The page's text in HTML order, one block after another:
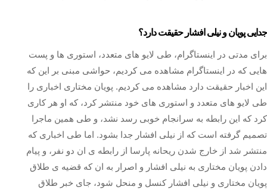
جدایی پویان و نیلی افشار حقیقت دارد؟
برای مدتی در اینستاگرام، طی لایو های متعدد، استوری ها و پست
هایی که در اینستاگرام مشاهده می کردیم، حواشی مبنی بر این که
این اخبار حقیقت دارد مشاهده می کردیم. پویان مختاری اخباری را
طی لایو های متعدد و استوری های خود منتشر کرد، که او هر کاری
کرد که این رابطه به سرانجام خوبی رسد نشد، و طی همین ماجرا
تصمیم گرفته است که از نیلی افشار جدا بشود. اما طی اخباری که
منتشر شد از خارج شدن ریحانه پارسا از رابطه ی ان دو نفر، و پیام
دادن پویان مختاری به نیلی افشار و اصرار به ان که قضیه ی طلاق
پویان مختاری و نیلی افشار کنسل و منحل شود، جای خبر طلاق